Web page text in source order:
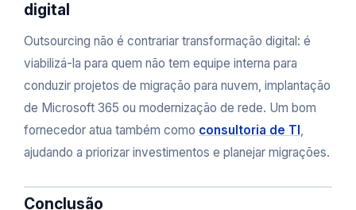
digital
Outsourcing não é contrariar transformação digital: é
viabilizá-la para quem não tem equipe interna para
conduzir projetos de migração para nuvem, implantação
de Microsoft 365 ou modernização de rede. Um bom
fornecedor atua também como consultoria de TI,
ajudando a priorizar investimentos e planejar migrações.
Conclusão